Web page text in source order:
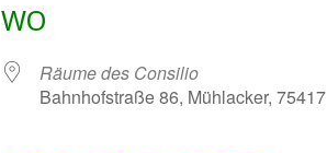
WO
Räume des Consilio
Bahnhofstraße 86, Mühlacker, 75417